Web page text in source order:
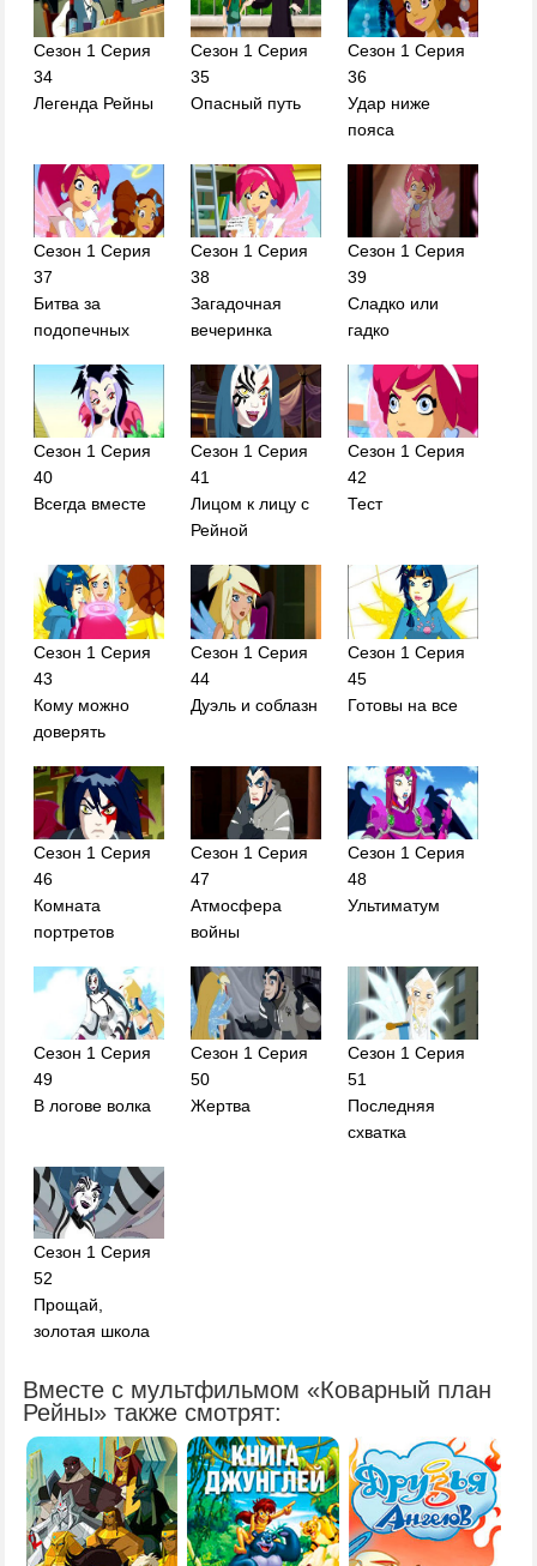
Сезон 1 Серия
34
Легенда Рейны
Сезон 1 Серия
35
Опасный путь
Сезон 1 Серия
36
Удар ниже
пояса
Сезон 1 Серия
37
Битва за
подопечных
Сезон 1 Серия
38
Загадочная
вечеринка
Сезон 1 Серия
39
Сладко или
гадко
Сезон 1 Серия
40
Всегда вместе
Сезон 1 Серия
41
Лицом к лицу с
Рейной
Сезон 1 Серия
42
Тест
Сезон 1 Серия
43
Кому можно
доверять
Сезон 1 Серия
44
Дуэль и соблазн
Сезон 1 Серия
45
Готовы на все
Сезон 1 Серия
46
Комната
портретов
Сезон 1 Серия
47
Атмосфера
войны
Сезон 1 Серия
48
Ультиматум
Сезон 1 Серия
49
В логове волка
Сезон 1 Серия
50
Жертва
Сезон 1 Серия
51
Последняя
схватка
Сезон 1 Серия
52
Прощай,
золотая школа
Вместе с мультфильмом «Коварный план
Рейны» также смотрят: